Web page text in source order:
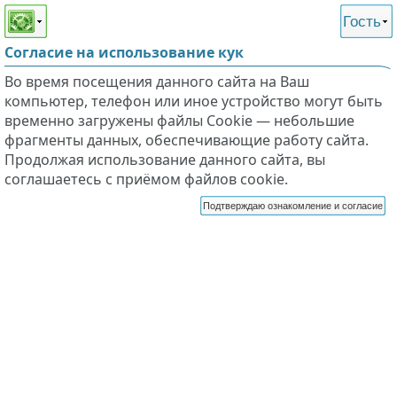
Этот сайт поддерживает
слабовидящих
Гость
Согласие на использование кук
Во время посещения данного сайта на Ваш
компьютер, телефон или иное устройство могут быть
временно загружены файлы Cookie — небольшие
фрагменты данных, обеспечивающие работу сайта.
Продолжая использование данного сайта, вы
соглашаетесь с приёмом файлов cookie.
Подтверждаю ознакомление и согласие